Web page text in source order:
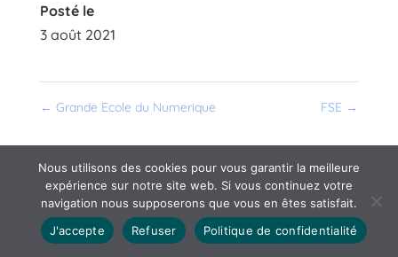
Posté le
3 août 2021
← Grande Ecole du Numerique FSE →
Nous utilisons des cookies pour vous garantir la meilleure
expérience sur notre site web. Si vous continuez votre
navigation nous supposerons que vous en êtes satisfait.
J'accepte
Refuser Politique de confidentialité